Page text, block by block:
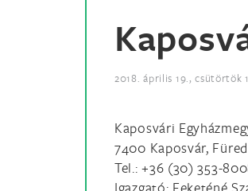
2018. április 19., csütörtök
Kaposvári
7400 Kaposvár,
Tel.: +36 (30) 353-